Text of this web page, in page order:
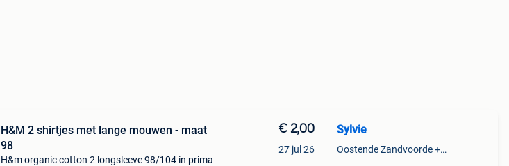
H&M 2 shirtjes met lange mouwen - maat
98
H&m organic cotton 2 longsleeve 98/104 in prima
€ 2,00
27 jul 26
Sylvie
Oostende Zandvoorde +Oostende